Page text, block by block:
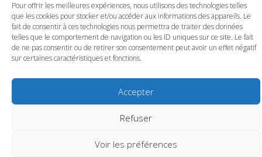
Pour offrir les meilleures expériences, nous utilisons des technologies telles
que les cookies pour stocker et/ou accéder aux informations des appareils. Le
fait de consentir à ces technologies nous permettra de traiter des données
telles que le comportement de navigation ou les ID uniques sur ce site. Le fait
de ne pas consentir ou de retirer son consentement peut avoir un effet négatif
sur certaines caractéristiques et fonctions.
Accepter
Refuser
Voir les préférences
SITE DE L’ORCHESTRE
SITE DU CONSERVATOIRE
CONTACT
MENTIONS LÉGALES PLAN DU SITE